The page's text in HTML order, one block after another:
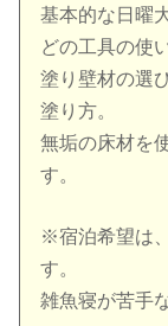
基本的な日曜
どの工具の使
塗り壁材の選
塗り方。
無垢の床材を
す。
※宿泊希望は
す。
雑魚寝が苦手